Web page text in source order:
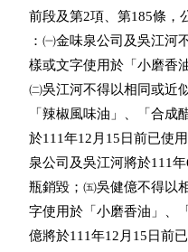
前段及第2項、第185條
：㈠金味泉公司及吳江
樣或文字使用於「小磨
㈡吳江河不得以相同或
「辣椒風味油」、「合
於111年12月15日前已使
泉公司及吳江河將於111
瓶銷毀；㈤吳健億不得
字使用於「小磨香油」
億將於111年12月15日前